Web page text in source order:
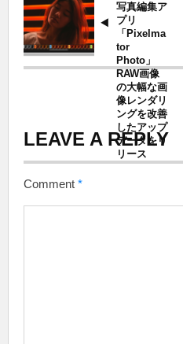
写真編集ア
プリ
「Pixelma
tor
Photo」
RAW画像
の大幅な画
像レンダリ
ングを改善
したアップ
データをリ
リース
LEAVE A REPLY
Comment *